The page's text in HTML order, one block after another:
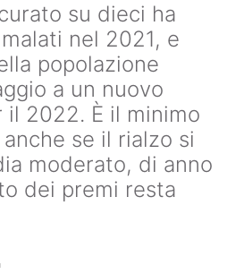
su dieci ha
nel 2021, e
popolazione
a un nuovo
il 2022. È il minimo
se il rialzo si
moderato, di anno
dei premi resta